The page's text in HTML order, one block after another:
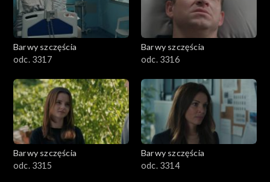
Barwy szczęścia
odc. 3317
Barwy szczęścia
odc. 3316
Barwy szczęścia
odc. 3315
Barwy szczęścia
odc. 3314